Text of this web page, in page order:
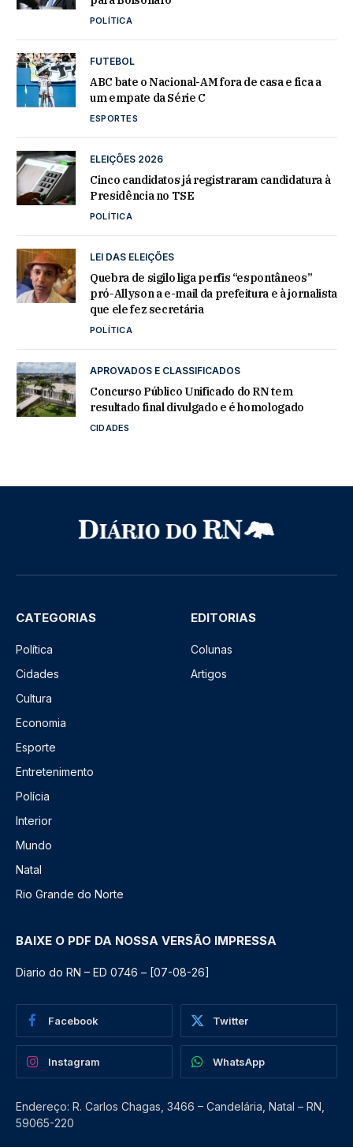
POLÍTICA
FUTEBOL
ABC bate o Nacional-AM fora de casa e fica a
um empate da Série C
ESPORTES
ELEIÇÕES 2026
Cinco candidatos já registraram candidatura à
Presidência no TSE
POLÍTICA
LEI DAS ELEIÇÕES
Quebra de sigilo liga perfis “espontâneos”
pró-Allyson a e-mail da prefeitura e à jornalista
que ele fez secretária
POLÍTICA
APROVADOS E CLASSIFICADOS
Concurso Público Unificado do RN tem
resultado final divulgado e é homologado
CIDADES
CATEGORIAS
Política
Cidades
Cultura
Economia
Esporte
Entretenimento
Polícia
Interior
Mundo
Natal
Rio Grande do Norte
EDITORIAS
Colunas
Artigos
BAIXE O PDF DA NOSSA VERSÃO IMPRESSA
Diario do RN – ED 0746 – [07-08-26]
Facebook Twitter
Instagram WhatsApp
Endereço: R. Carlos Chagas, 3466 – Candelária, Natal – RN,
59065-220